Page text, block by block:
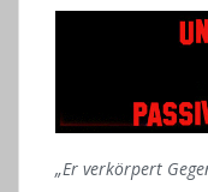
„Er verkörpert